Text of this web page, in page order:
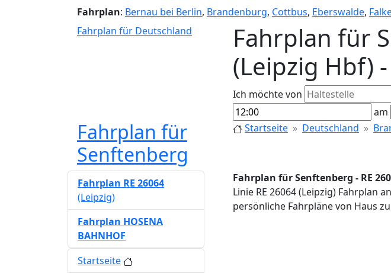
Fahrplan: Bernau bei Berlin, Brandenburg, Cottbus, Eberswalde,
Fahrplan für Deutschland
Fahrplan für
(Leipzig Hbf)
Ich möchte von
am
Fahrplan für
Senftenberg
Startseite Deutschland
Fahrplan für Senftenberg - RE
Linie RE 26064 (Leipzig) Fahrplan
persönliche Fahrpläne von Haus
Fahrplan RE 26064
(Leipzig)
Fahrplan HOSENA
BAHNHOF
Startseite